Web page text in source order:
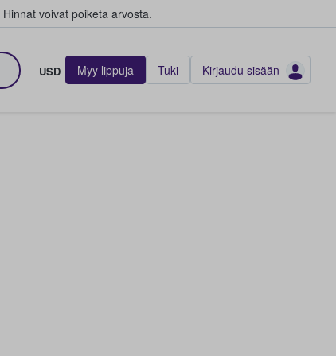
Hinnat voivat poiketa arvosta.
USD Myy lippuja Tuki Kirjaudu sisään